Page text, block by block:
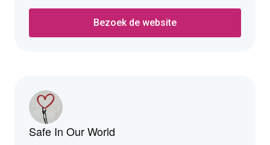
Bezoek de website
Safe In Our World